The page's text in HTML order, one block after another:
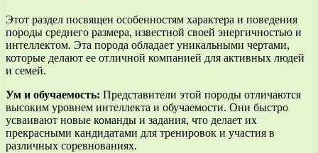
Этот раздел посвящен особенностям характера и поведения
породы среднего размера, известной своей энергичностью и
интеллектом. Эта порода обладает уникальными чертами,
которые делают ее отличной компанией для активных людей
и семей.
Ум и обучаемость: Представители этой породы отличаются
высоким уровнем интеллекта и обучаемости. Они быстро
усваивают новые команды и задания, что делает их
прекрасными кандидатами для тренировок и участия в
различных соревнованиях.